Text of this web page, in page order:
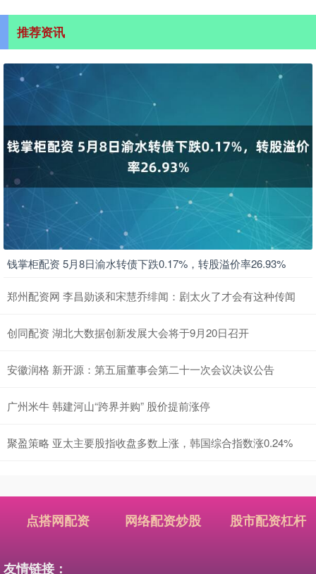
推荐资讯
钱掌柜配资 5月8日渝水转债下跌0.17%，转股溢价率26.93%
郑州配资网 李昌勋谈和宋慧乔绯闻：剧太火了才会有这种传闻
创同配资 湖北大数据创新发展大会将于9月20日召开
安徽润格 新开源：第五届董事会第二十一次会议决议公告
广州米牛 韩建河山“跨界并购” 股价提前涨停
聚盈策略 亚太主要股指收盘多数上涨，韩国综合指数涨0.24%
点搭网配资 网络配资炒股 股市配资杠杆
友情链接：